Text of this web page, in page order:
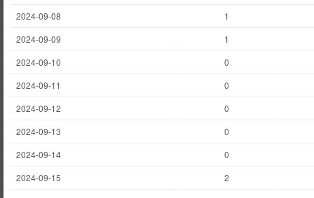
2024-09-08
1
2024-09-09
1
2024-09-10
0
2024-09-11
0
2024-09-12
0
2024-09-13
0
2024-09-14
0
2024-09-15
2